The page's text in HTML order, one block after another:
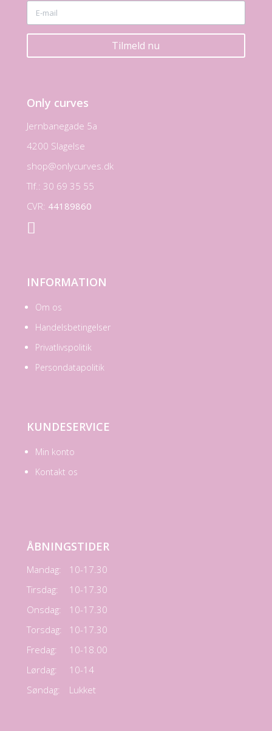
Tilmeld nu
Only curves
Jernbanegade 5a
4200 Slagelse
shop@onlycurves.dk
Tlf.: 30 69 35 55
CVR: 44189860

INFORMATION
Om os
Handelsbetingelser
Privatlivspolitik
Persondatapolitik
KUNDESERVICE
Min konto
Kontakt os
ÅBNINGSTIDER
Mandag:
10-17.30
Tirsdag:
10-17.30
Onsdag:
10-17.30
Torsdag:
10-17.30
Fredag:
10-18.00
Lørdag:
10-14
Søndag:
Lukket